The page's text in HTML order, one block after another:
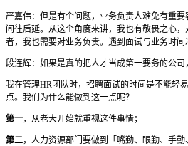
严嘉伟：但是有个问题，业务负责人难免有重
间往后延。从这个角度来讲，我也有敬畏之心
者，我也需要对业务负责。遇到面试与业务时间
段连辉：如果是真的把人才当成第一要务的公司
我在管理HR团队时，招聘面试的时间是不能轻
点。我们为什么能做到这一点呢？
第一，从老大开始就重视这件事情；
第二，人力资源部门要做到「嘴勤、眼勤、手勤